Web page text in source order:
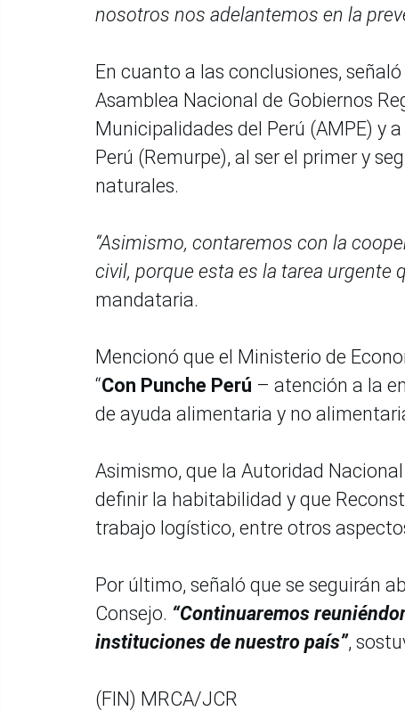
nosotros nos adelantemos en la
En cuanto a las conclusiones,
Asamblea Nacional de Gobiernos
Municipalidades del Perú (AMPE) y
Perú (Remurpe), al ser el primer y
naturales.
“Asimismo, contaremos con la
civil, porque esta es la tarea urgente
mandataria.
Mencionó que el Ministerio de
“Con Punche Perú – atención a la
de ayuda alimentaria y no
Asimismo, que la Autoridad
definir la habitabilidad y que
trabajo logístico, entre otros
Por último, señaló que se seguirán
Consejo. “Continuaremos
instituciones de nuestro país”,
(FIN) MRCA/JCR